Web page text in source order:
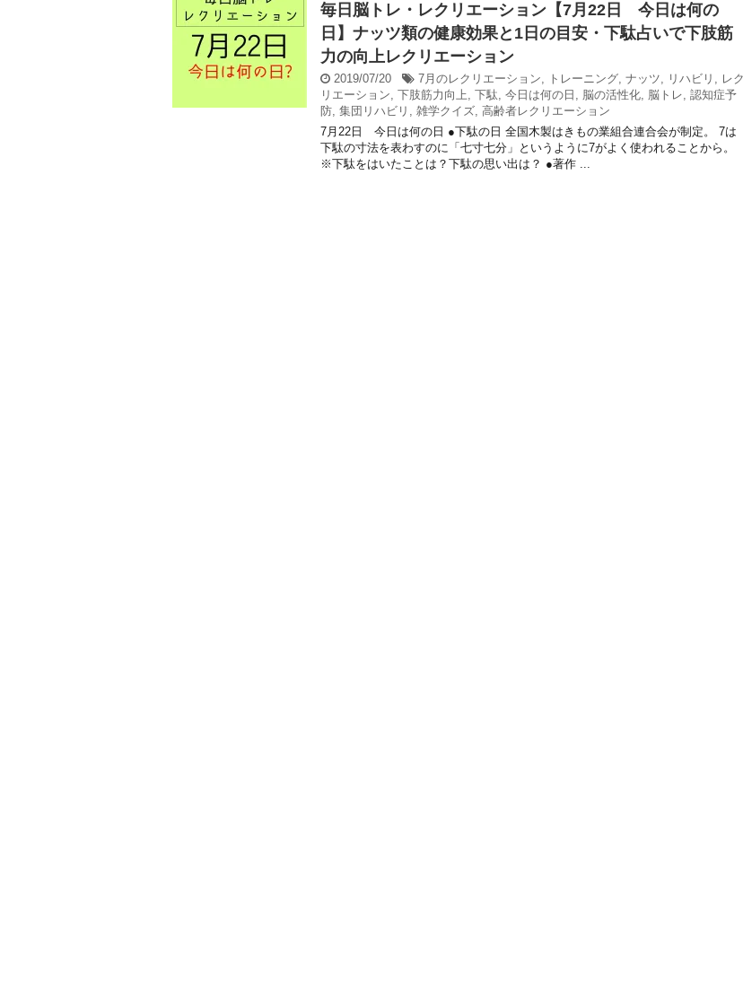
毎日脳トレ・レクリエーション【7月22日 今日は何の
日】ナッツ類の健康効果と1日の目安・下駄占いで下肢筋
力の向上レクリエーション
2019/07/20 7月のレクリエーション, トレーニング, ナッツ, リハビリ , レク
リエーション, 下肢筋力向上, 下駄, 今日は何の日 , 脳の活性化, 脳トレ, 認知症予
防, 集団リハビリ , 雑学クイズ, 高齢者レクリエーション
7月22日 今日は何の日 ●下駄の日 全国木製はきもの業組合連合会が制定。 7は
下駄の寸法を表わすのに「七寸七分」というように7がよく使われることから。
※下駄をはいたことは？下駄の思い出は？ ●著作 ...